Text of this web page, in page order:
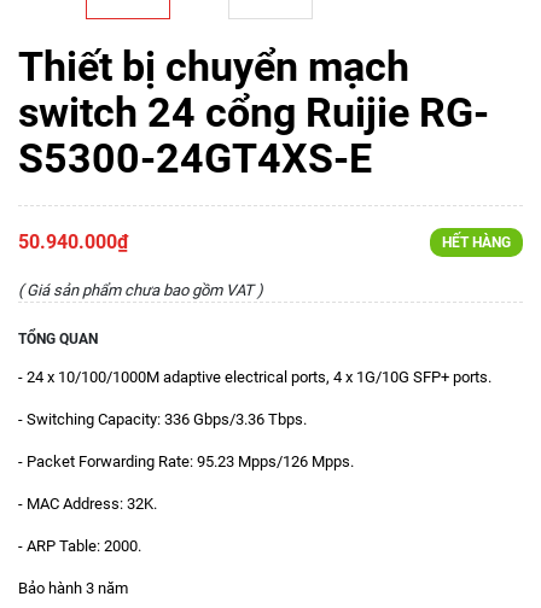
Thiết bị chuyển mạch
switch 24 cổng Ruijie RG-
S5300-24GT4XS-E
50.940.000₫ HẾT HÀNG
( Giá sản phẩm chưa bao gồm VAT )
TỔNG QUAN
- 24 x 10/100/1000M adaptive electrical ports, 4 x 1G/10G SFP+ ports.
- Switching Capacity: 336 Gbps/3.36 Tbps.
- Packet Forwarding Rate: 95.23 Mpps/126 Mpps.
- MAC Address: 32K.
- ARP Table: 2000.
Bảo hành 3 năm